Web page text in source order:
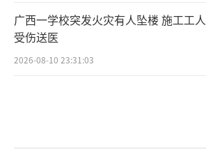
广西一学校突发火灾有人坠楼 施工工人
受伤送医
2026-08-10 23:31:03